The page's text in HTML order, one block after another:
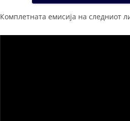
Комплетната емисија на следниот